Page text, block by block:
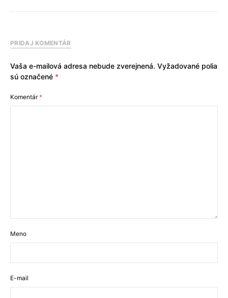
PRIDAJ KOMENTÁR
Vaša e-mailová adresa nebude zverejnená. Vyžadované polia
sú označené *
Komentár*
Meno
E-mail